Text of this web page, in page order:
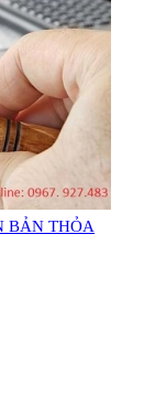
BẢN THỎA